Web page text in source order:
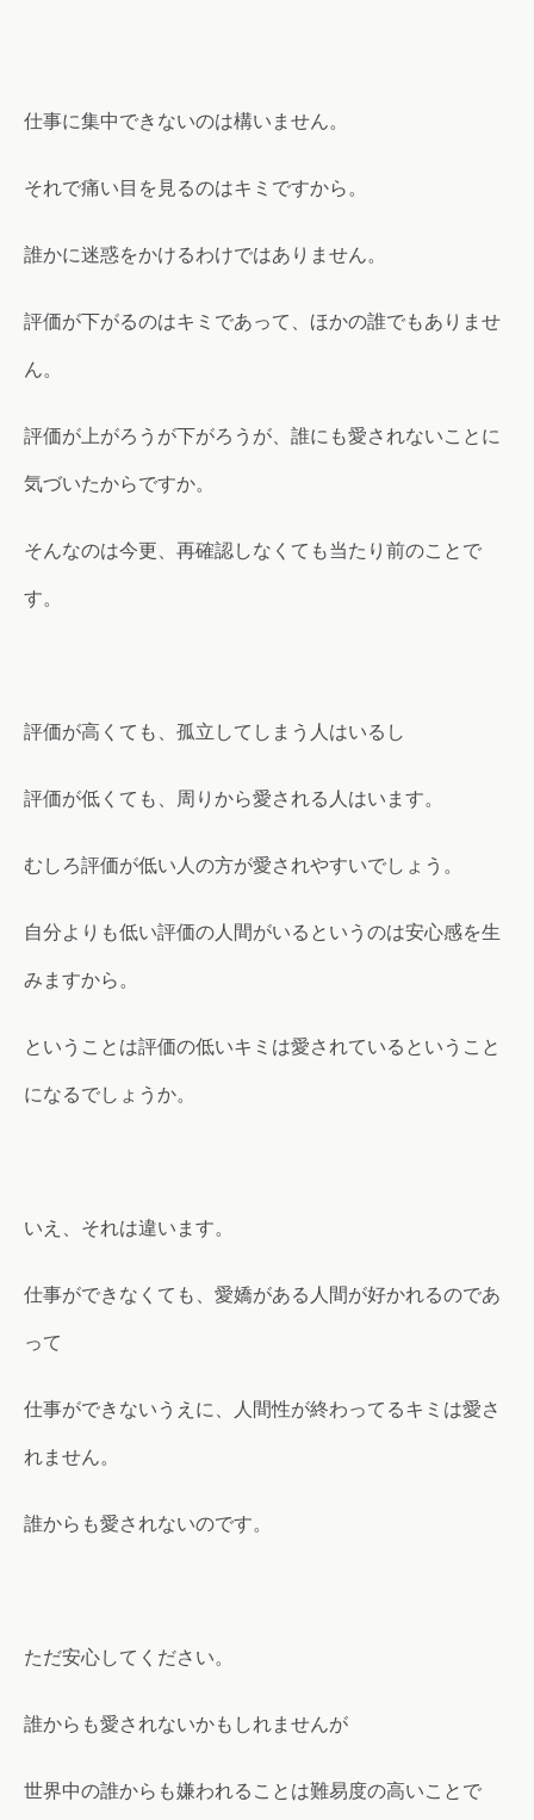
仕事に集中できないのは構いません。
それで痛い目を見るのはキミですから。
誰かに迷惑をかけるわけではありません。
評価が下がるのはキミであって、ほかの誰でもありませ
ん。
評価が上がろうが下がろうが、誰にも愛されないことに
気づいたからですか。
そんなのは今更、再確認しなくても当たり前のことで
す。
評価が高くても、孤立してしまう人はいるし
評価が低くても、周りから愛される人はいます。
むしろ評価が低い人の方が愛されやすいでしょう。
自分よりも低い評価の人間がいるというのは安心感を生
みますから。
ということは評価の低いキミは愛されているということ
になるでしょうか。
いえ、それは違います。
仕事ができなくても、愛嬌がある人間が好かれるのであ
って
仕事ができないうえに、人間性が終わってるキミは愛さ
れません。
誰からも愛されないのです。
ただ安心してください。
誰からも愛されないかもしれませんが
世界中の誰からも嫌われることは難易度の高いことで